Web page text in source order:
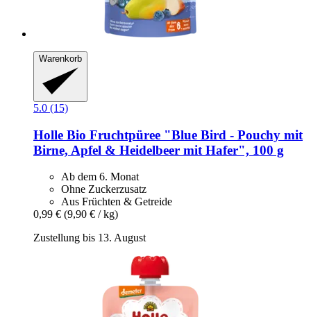
Warenkorb
5.0 (15)
Holle Bio Fruchtpüree "Blue Bird -​ Pouchy mit
Birne, Apfel & Heidelbeer mit Hafer", 100 g
Ab dem 6. Monat
Ohne Zuckerzusatz
Aus Früchten & Getreide
0,99 € (9,90 € / kg)
Zustellung bis 13. August